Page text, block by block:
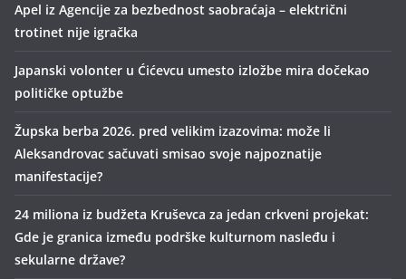
Apel iz Agencije za bezbednost saobraćaja – električni
trotinet nije igračka
Japanski volonter u Ćićevcu umesto izložbe mira dočekao
političke optužbe
Župska berba 2026. pred velikim izazovima: može li
Aleksandrovac sačuvati smisao svoje najpoznatije
manifestacije?
24 miliona iz budžeta Kruševca za jedan crkveni projekat:
Gde je granica između podrške kulturnom nasleđu i
sekularne države?